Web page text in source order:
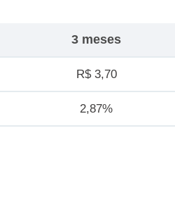
3 meses
R$ 3,70
2,87%